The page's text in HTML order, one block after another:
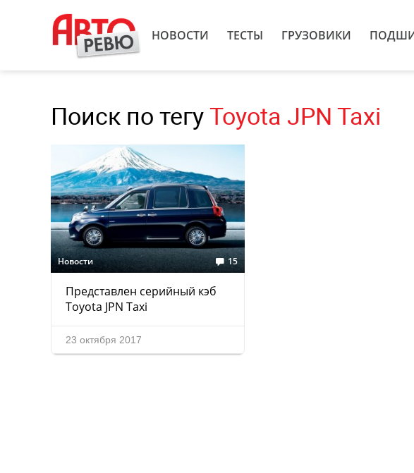
НОВОСТИ ТЕСТЫ ГРУЗОВИКИ
Поиск по тегу Toyota JPN Taxi
Новости 15
Представлен серийный кэб
Toyota JPN Taxi
23 октября 2017